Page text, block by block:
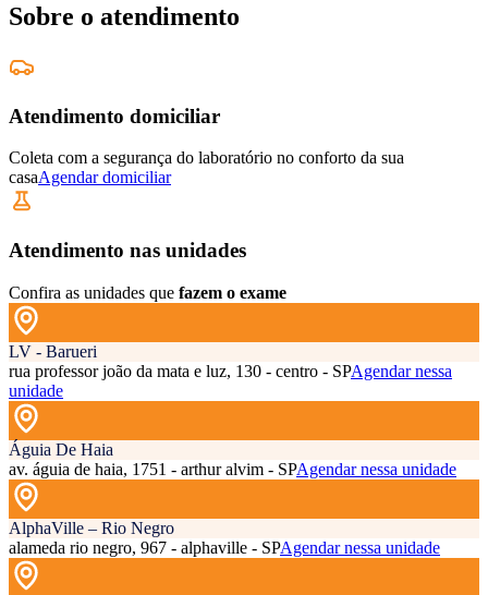
Sobre o atendimento
Atendimento domiciliar
Coleta com a segurança do laboratório no conforto da sua
casaAgendar domiciliar
Atendimento nas unidades
Confira as unidades que fazem o exame
LV - Barueri
rua professor joão da mata e luz, 130 - centro - SPAgendar nessa
unidade
Águia De Haia
av. águia de haia, 1751 - arthur alvim - SPAgendar nessa unidade
AlphaVille – Rio Negro
alameda rio negro, 967 - alphaville - SPAgendar nessa unidade